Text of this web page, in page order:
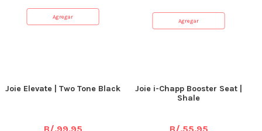
Agregar
Agregar
Joie Elevate | Two Tone Black
Joie i-Chapp Booster Seat |
Shale